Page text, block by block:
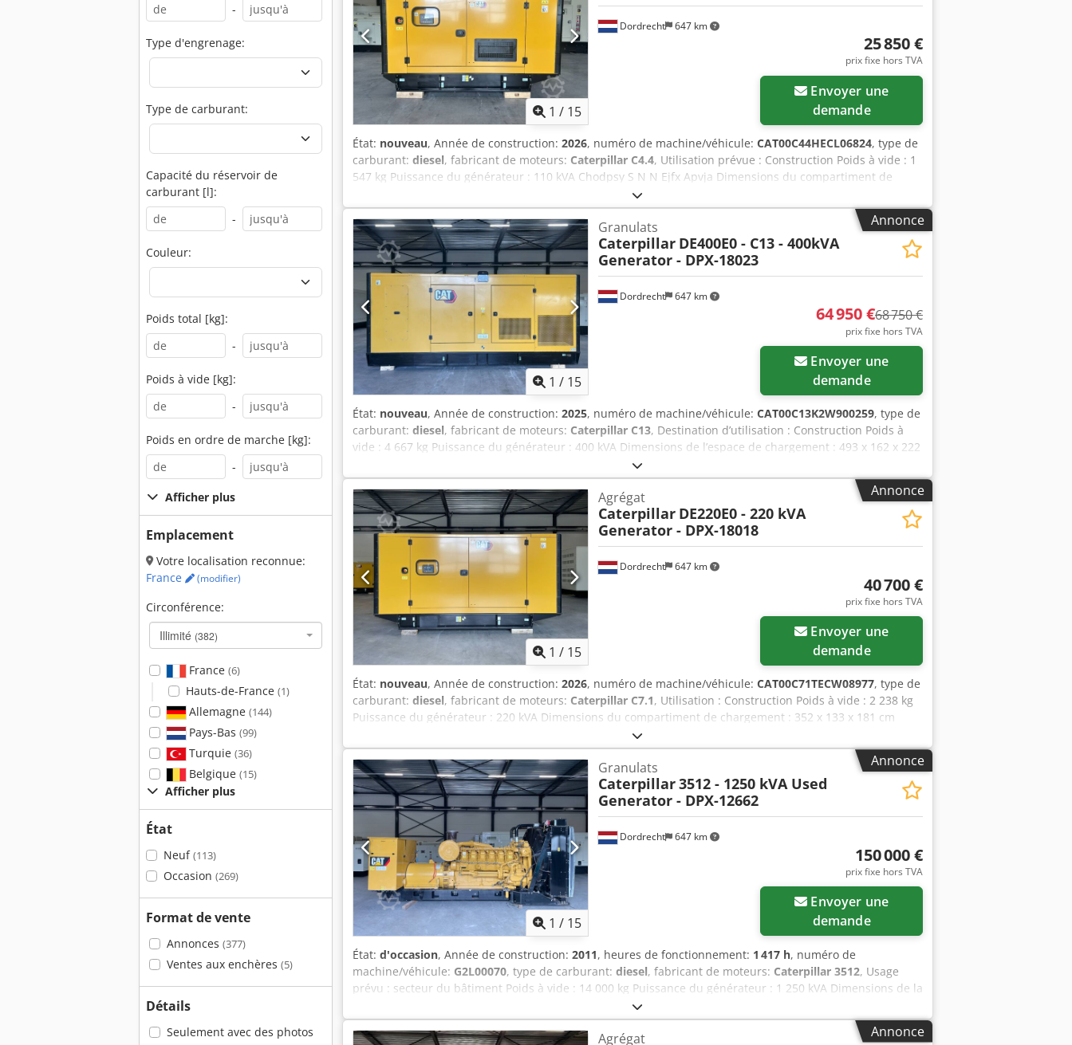
-
Type d'engrenage:
Type de carburant:
Capacité du réservoir de
carburant [l]:
-
Couleur:
Poids total [kg]:
-
Poids à vide [kg]:
-
Poids en ordre de marche [kg]:
-
Afficher plus
Emplacement
Votre localisation reconnue:
France
(modifier)
Circonférence:
Illimité (382)
France (6)
Hauts-de-France (1)
Allemagne (144)
Pays-Bas (99)
Turquie (36)
Belgique (15)
Afficher plus
État
Neuf(113)
Occasion (269)
Format de vente
Annonces (377)
Ventes aux enchères (5)
Détails
Seulement avec des photos
1 / 15
Dordrecht 647 km
25 850 €
prix fixe hors TVA
demande
État: nouveau, Année de construction: 2026, numéro de machine/véhicule: CAT00C44HECL06824, type de
carburant: diesel, fabricant de moteurs: Caterpillar C4.4, Utilisation prévue : Construction Poids à vide : 1
547 kg Puissance du générateur : 110 kVA Chodpsy S N N Ejfx Apvja Dimensions du compartiment de
chargement : 277 x 113 x 153 cm Certification CE : oui Volume du réservoir d'eau : 250 l Contactez l'équipe
DPX pour plus d'informations. = Autres options et accessoires = - Batterie - Tableau de commande - Toit
en acier - Citerne
Annonce
1 / 15
Dordrecht 647 km
Granulats
Caterpillar DE400E0 - C13 - 400kVA
Generator - DPX-18023
64 950 €68 750 €
prix fixe hors TVA
demande
État: nouveau, Année de construction: 2025, numéro de machine/véhicule: CAT00C13K2W900259, type de
carburant: diesel, fabricant de moteurs: Caterpillar C13, Destination d’utilisation : Construction Poids à
vide : 4 667 kg Puissance du générateur : 400 kVA Dimensions de l’espace de chargement : 493 x 162 x 222
cm Marquage CE : oui Cedpfoy T Uwdjx Apvsha Volume du réservoir d’eau : 800 l Pays de production :
Chine Veuillez contacter l’équipe DPX pour plus d’informations. = Options et accessoires supplémentaires
= - Batterie - Tableau de commande - Toiture en acier - Citerne
Annonce
1 / 15
Dordrecht 647 km
Agrégat
Caterpillar DE220E0 - 220 kVA
Generator - DPX-18018
40 700 €
prix fixe hors TVA
demande
État: nouveau, Année de construction: 2026, numéro de machine/véhicule: CAT00C71TECW08977, type de
carburant: diesel, fabricant de moteurs: Caterpillar C7.1, Utilisation : Construction Poids à vide : 2 238 kg
Puissance du générateur : 220 kVA Dimensions du compartiment de chargement : 352 x 133 x 181 cm
Certification CE : oui Volume du réservoir d'eau : 418 l Pays de fabrication : Royaume-Uni Contactez
l'équipe DPX pour plus d'informations. = Autres options et accessoires = - Batterie Chjdpew Thn Ujfx Apvja
- Tableau de commande - Toit en acier - Réservoir
Annonce
1 / 15
Dordrecht 647 km
Granulats
Caterpillar3512 - 1250 kVA Used
Generator - DPX-12662
150 000 €
prix fixe hors TVA
demande
État: d'occasion, Année de construction: 2011, heures de fonctionnement: 1 417 h, numéro de
machine/véhicule: G2L00070, type de carburant: diesel, fabricant de moteurs: Caterpillar 3512, Usage
prévu : secteur du bâtiment Poids à vide : 14 000 kg Puissance du générateur : 1 250 kVA Dimensions de la
zone de chargement : 565 x 220 x 230 cm Pays de fabrication : États-Unis Pour obtenir de plus amples
informations, veuillez contacter l’équipe DPX. = Options et accessoires supplémentaires = Cedpfx Apszn
Erlovsha - Panneau de commande
Annonce
Agrégat